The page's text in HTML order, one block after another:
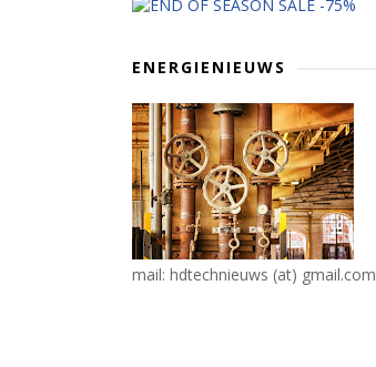
ENERGIENIEUWS
mail: hdtechnieuws (at) gmail.com